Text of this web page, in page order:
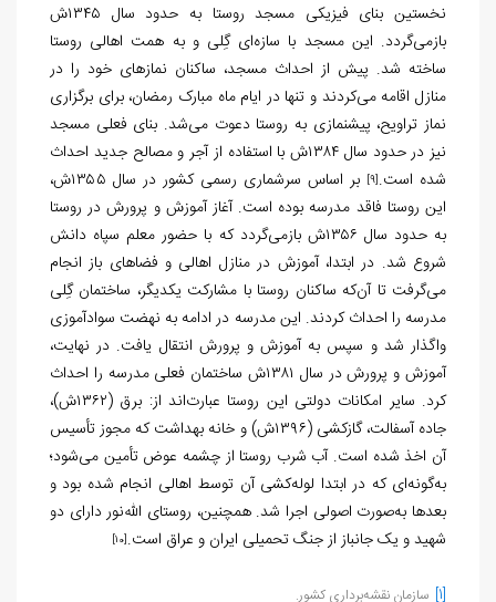
نخستین بنای فیزیکی مسجد روستا به حدود سال ۱۳۴۵ش
بازمی‌گردد. این مسجد با سازه‌ای گِلی و به همت اهالی روستا
ساخته شد. پیش از احداث مسجد، ساکنان نمازهای خود را در
منازل اقامه می‌کردند و تنها در ایام ماه مبارک رمضان، برای برگزاری
نماز تراویح، پیشنمازی به روستا دعوت می‌شد. بنای فعلی مسجد
نیز در حدود سال ۱۳۸۴ش با استفاده از آجر و مصالح جدید احداث
شده است.[9]
بر اساس سرشماری رسمی کشور در سال ۱۳۵۵ش،
این روستا فاقد مدرسه بوده است. آغاز آموزش و پرورش در روستا
به حدود سال ۱۳۵۶ش بازمی‌گردد که با حضور معلم سپاه دانش
شروع شد. در ابتدا، آموزش در منازل اهالی و فضاهای باز انجام
می‌گرفت تا آن‌که ساکنان روستا با مشارکت یکدیگر، ساختمان گِلی
مدرسه را احداث کردند. این مدرسه در ادامه به نهضت سوادآموزی
واگذار شد و سپس به آموزش و پرورش انتقال یافت. در نهایت،
آموزش و پرورش در سال ۱۳۸۱ش ساختمان فعلی مدرسه را احداث
کرد. سایر امکانات دولتی این روستا عبارت‌اند از: برق (۱۳۶۲ش)،
جاده آسفالت، گازکشی (۱۳۹۶ش) و خانه بهداشت که مجوز تأسیس
آن اخذ شده است. آب شرب روستا از چشمه عوض تأمین می‌شود؛
به‌گونه‌ای که در ابتدا لوله‌کشی آن توسط اهالی انجام شده بود و
بعدها به‌صورت اصولی اجرا شد. همچنین، روستای الله‌نور دارای دو
شهید و یک جانباز از جنگ تحمیلی ایران و عراق است.[10]
[1] سازمان نقشه‌برداری کشور.